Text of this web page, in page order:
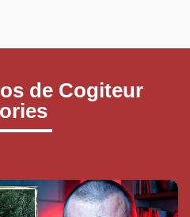
de Cogiteur